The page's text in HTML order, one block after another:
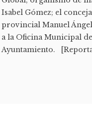
Isabel Gómez; el
provincial Manuel
a la Oficina Municipal
Ayuntamiento.